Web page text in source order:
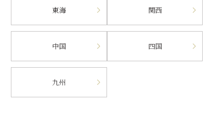
東海 関西
中国 四国
九州